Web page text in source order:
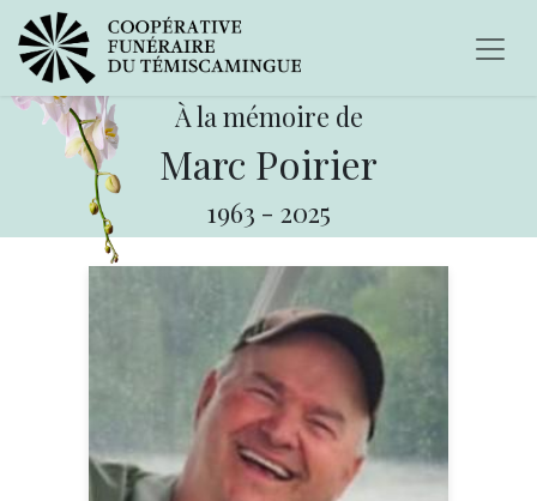
À la mémoire de
Marc Poirier
1963 - 2025